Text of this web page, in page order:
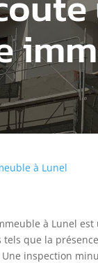
à Lunel
à Lunel
que la
inspection